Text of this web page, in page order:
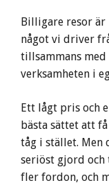
Billigare resor
något vi driver
tillsammans
verksamheten i
Ett lågt pris och
bästa sättet att
tåg i stället. Men
seriöst gjord
fler fordon, och